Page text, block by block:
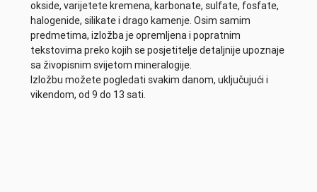
okside, varijetete kremena, karbonate, sulfate, fosfate,
halogenide, silikate i drago kamenje. Osim samim
predmetima, izložba je opremljena i popratnim
tekstovima preko kojih se posjetitelje detaljnije upoznaje
sa živopisnim svijetom mineralogije.
Izložbu možete pogledati svakim danom, uključujući i
vikendom, od 9 do 13 sati.